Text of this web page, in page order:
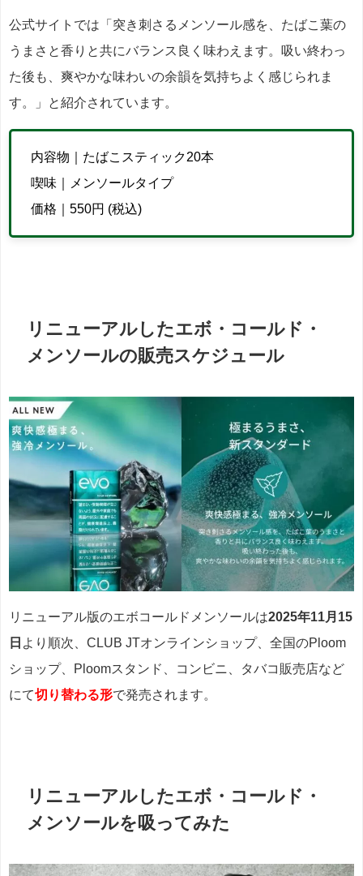
公式サイトでは「突き刺さるメンソール感を、たばこ葉の
うまさと香りと共にバランス良く味わえます。吸い終わっ
た後も、爽やかな味わいの余韻を気持ちよく感じられま
す。」と紹介されています。
内容物｜たばこスティック20本
喫味｜メンソールタイプ
価格｜550円 (税込)
リニューアルしたエボ・コールド・
メンソールの販売スケジュール
リニューアル版のエボコールドメンソールは2025年11月15
日 より順次、CLUB JTオンラインショップ、全国のPloom
ショップ、Ploomスタンド、コンビニ、タバコ販売店など
にて切り替わる形で発売されます。
リニューアルしたエボ・コールド・
メンソールを吸ってみた